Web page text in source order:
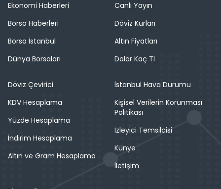
Ekonomi Haberleri
Borsa Haberleri
Borsa İstanbul
Dünya Borsaları
Canlı Yayın
Döviz Kurları
Altın Fiyatları
Dolar Kaç Tl
Döviz Çevirici
KDV Hesaplama
Yüzde Hesaplama
İndirim Hesaplama
Altın ve Gram Hesaplama
İstanbul Hava Durumu
Kişisel Verilerin Korunması
Politikası
İzleyici Temsilcisi
Künye
İletişim